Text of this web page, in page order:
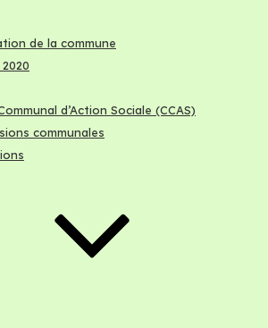
de la commune
d’Action Sociale (CCAS)
communales